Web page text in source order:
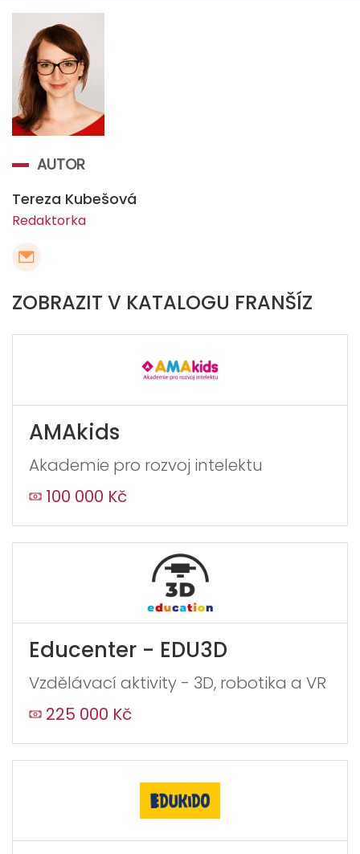
AUTOR
Tereza Kubešová
Redaktorka
ZOBRAZIT V KATALOGU FRANŠÍZ
AMAkids
Akademie pro rozvoj intelektu
100 000 Kč
Educenter - EDU3D
Vzdělávací aktivity - 3D, robotika a VR
225 000 Kč